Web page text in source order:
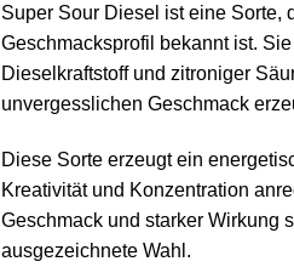
bis
Super Sour Diesel ist eine Sorte,
Geschmacksprofil bekannt ist.
Dieselkraftstoff und zitroniger
unvergesslichen Geschmack
Diese Sorte erzeugt ein
Kreativität und Konzentration
Geschmack und starker Wirkung
ausgezeichnete Wahl.